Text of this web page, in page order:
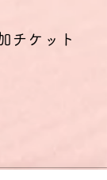
チケット